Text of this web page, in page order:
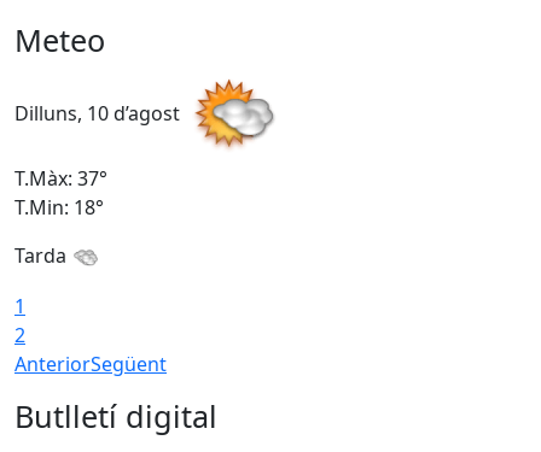
Meteo
Dilluns, 10 d’agost
T.Màx: 37°
T.Min: 18°
Tarda
1
2
AnteriorSegüent
Butlletí digital